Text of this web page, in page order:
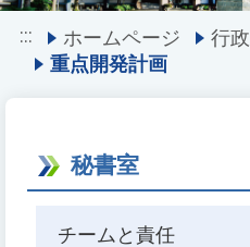
::: ホームページ 行政
重点開発計画
秘書室
チームと責任